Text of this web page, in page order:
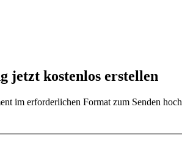
jetzt kostenlos erstellen
im erforderlichen Format zum Senden hoch